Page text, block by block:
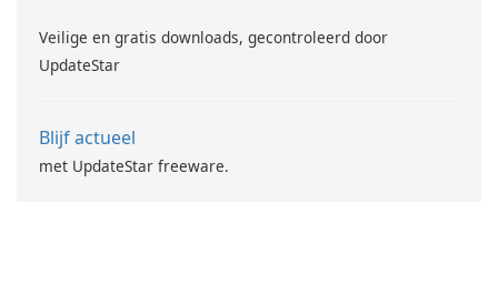
Veilige en gratis downloads, gecontroleerd door
UpdateStar
Blijf actueel
met UpdateStar freeware.